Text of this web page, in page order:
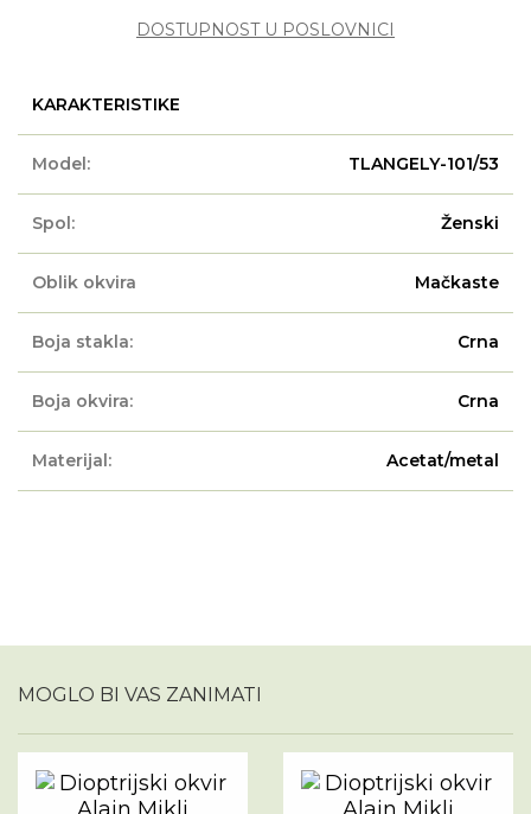
DOSTUPNOST U POSLOVNICI
KARAKTERISTIKE
Model: TLANGELY-101/53
Spol: Ženski
Oblik okvira Mačkaste
Boja stakla: Crna
Boja okvira: Crna
Materijal: Acetat/metal
MOGLO BI VAS ZANIMATI